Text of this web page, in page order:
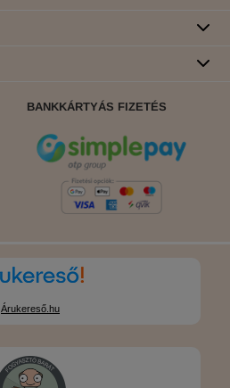
BANKKÁRTYÁS FIZETÉS
Árukereső.hu